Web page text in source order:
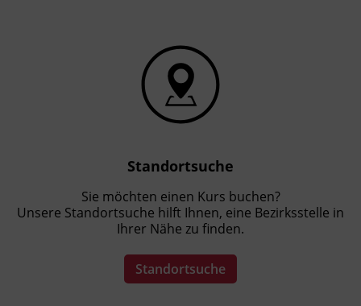
(laut §8 Tiroler LGBl 136 vom 28. November
2017) und selbständig in Absprache mit dem
BFI Tirol zu organisieren.
Beginn- und Enddatum des Lehrgangs
können noch geringfügig variieren!
BFI Tirol Bildungszentrum
Ing.-Etzel-Straße 7
Standortsuche
Sie möchten einen Kurs buchen?
Unsere Standortsuche hilft Ihnen, eine Bezirksstelle in
Ihrer Nähe zu finden.
Standortsuche